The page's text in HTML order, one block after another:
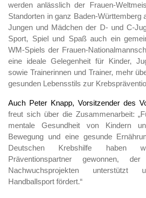
werden anlässlich der Frauen-
Standorten in ganz Baden-Württemberg
Jungen und Mädchen der D- und C-
Sport, Spiel und Spaß auch ein
WM-Spiels der Frauen-
eine ideale Gelegenheit für Kinder,
sowie Trainerinnen und Trainer, mehr
gesunden Lebensstils zur
Auch Peter Knapp, Vorsitzender des
freut sich über die Zusammenarbeit:
mentale Gesundheit von Kindern
Bewegung und eine gesunde
Deutschen Krebshilfe haben
Präventionspartner gewonnen,
Nachwuchsprojekten
Handballsport fördert.“